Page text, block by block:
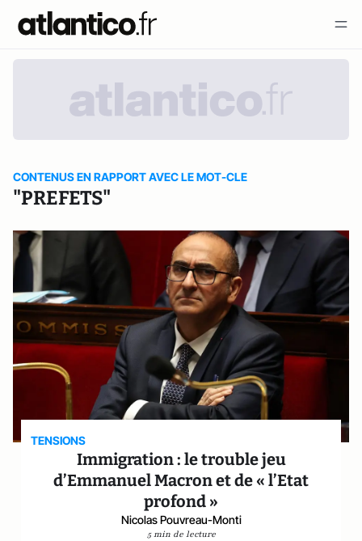
CONTENUS EN RAPPORT AVEC LE MOT-CLE
"PREFETS"
TENSIONS
Immigration : le trouble jeu
d’Emmanuel Macron et de « l’Etat
profond »
Nicolas Pouvreau-Monti
5 min de lecture